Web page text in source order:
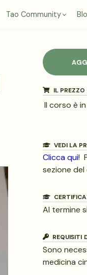
Tao Community
IL PREZZO
Il corso è
VEDI LA
Clicca qui!
sezione del
Al termine
REQUISITI
Sono
medicina